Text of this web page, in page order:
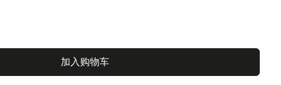
加入购物车